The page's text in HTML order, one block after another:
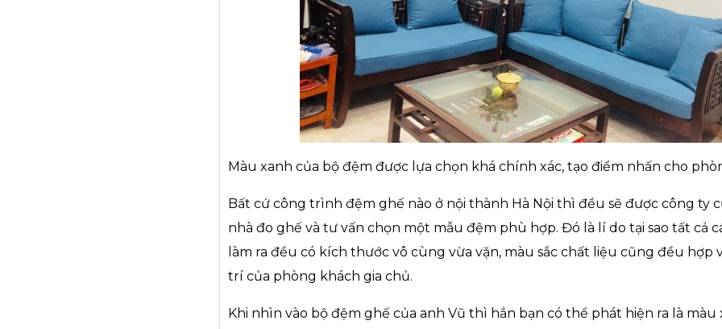
Màu xanh của bộ đệm được lựa chọn khá chính xác, tạo điểm nhấn cho
Bất cứ công trình đệm ghế nào ở nội thành Hà Nội thì đều sẽ được công ty
nhà đo ghế và tư vấn chọn một mẫu đệm phù hợp. Đó là lí do tại sao tất cả
làm ra đều có kích thước vô cùng vừa vặn, màu sắc chất liệu cũng đều hợp
trí của phòng khách gia chủ.
Khi nhìn vào bộ đệm ghế của anh Vũ thì hẳn bạn có thể phát hiện ra là